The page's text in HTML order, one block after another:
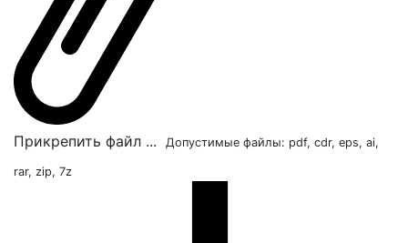
Прикрепить файл ... Допустимые файлы: pdf, cdr, eps, ai,
rar, zip, 7z